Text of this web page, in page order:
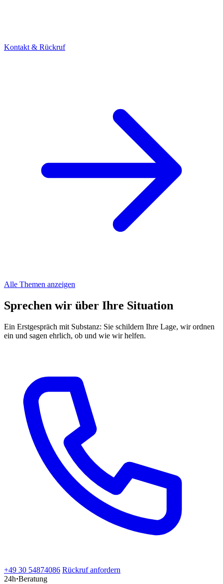
Kontakt & Rückruf
Alle Themen anzeigen
Sprechen wir über Ihre Situation
Ein Erstgespräch mit Substanz: Sie schildern Ihre Lage, wir ordnen
ein und sagen ehrlich, ob und wie wir helfen.
+49 30 54874086 Rückruf anfordern
24h·Beratung